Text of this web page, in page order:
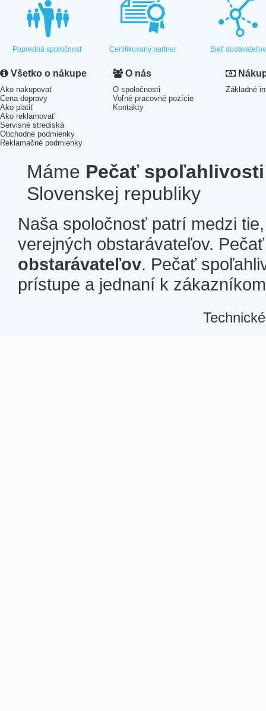
Popredná spoločnosť Certifikovaný partner Sieť dodávateľov
Všetko o nákupe
Ako nakupovať
Cena dopravy
Ako platiť
Ako reklamovať
Servisné strediská
Obchodné podmienky
Reklamačné podmienky
O nás
O spoločnosti
Voľné pracovné pozície
Kontakty
Základné
Máme Pečať spoľahlivosti
Slovenskej republiky
Naša spoločnosť patrí medzi
verejných obstarávateľov.
obstarávateľov. Pečať
prístupe a jednaní k